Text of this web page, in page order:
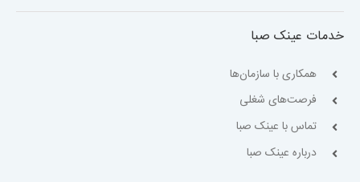
خدمات عینک صبا
همکاری با سازمان‌ها
فرصت‌های شغلی
تماس با عینک صبا
درباره عینک صبا